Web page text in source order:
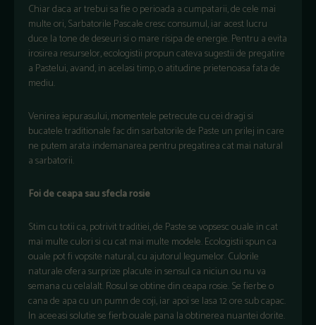
Chiar daca ar trebui sa fie o perioada a cumpatarii, de cele mai
multe ori, Sarbatorile Pascale cresc consumul, iar acest lucru
duce la tone de deseuri si o mare risipa de energie. Pentru a evita
irosirea resurselor, ecologistii propun cateva sugestii de pregatire
a Pastelui, avand, in acelasi timp, o atitudine prietenoasa fata de
mediu.
Venirea iepurasului, momentele petrecute cu cei dragi si
bucatele traditionale fac din sarbatorile de Paste un prilej in care
ne putem arata indemanarea pentru pregatirea cat mai natural
a sarbatorii.
Foi de ceapa sau sfecla rosie
Stim cu totii ca, potrivit traditiei, de Paste se vopsesc ouale in cat
mai multe culori si cu cat mai multe modele. Ecologistii spun ca
ouale pot fi vopsite natural, cu ajutorul legumelor. Culorile
naturale ofera surprize placute in sensul ca niciun ou nu va
semana cu celalalt. Rosul se obtine din ceapa rosie. Se fierbe o
cana de apa cu un pumn de coji, iar apoi se lasa 12 ore sub capac.
In aceeasi solutie se fierb ouale pana la obtinerea nuantei dorite.